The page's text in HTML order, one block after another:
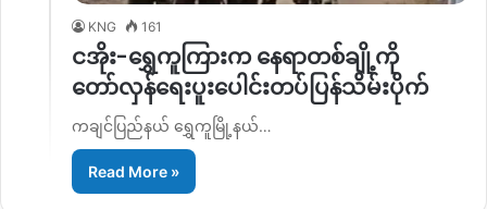
KNG 161
ငအိုး-ရွှေကူကြားက နေရာတစ်ချို့ကို
တော်လှန်ရေးပူးပေါင်းတပ်ပြန်သိမ်းပိုက်
ကချင်ပြည်နယ် ရွှေကူမြို့နယ်…
Read More »